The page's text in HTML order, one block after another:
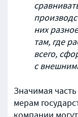
них
там, где
всего,
с
Значимая
мерам